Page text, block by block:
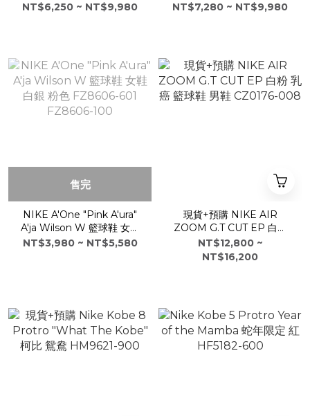
球鞋 FZ7335-101
NT$6,250 ~ NT$9,980
IH0587-700 大黃蜂 籃球
NT$7,280 ~ NT$9,980
售完
NIKE A'One "Pink A'ura"
A'ja Wilson W 籃球鞋 女鞋
白銀 粉色 FZ8606-601
NT$3,980 ~ NT$5,580
現貨+預購 NIKE AIR
ZOOM G.T CUT EP 白粉
乳癌 籃球鞋 男鞋 CZ0176-
008
NT$12,800 ~
NT$16,200